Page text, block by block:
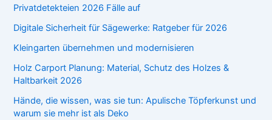
Privatdetekteien 2026 Fälle auf
Digitale Sicherheit für Sägewerke: Ratgeber für 2026
Kleingarten übernehmen und modernisieren
Holz Carport Planung: Material, Schutz des Holzes &
Haltbarkeit 2026
Hände, die wissen, was sie tun: Apulische Töpferkunst und
warum sie mehr ist als Deko